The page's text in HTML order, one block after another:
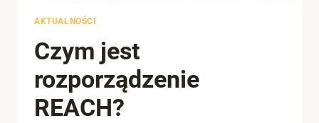
AKTUALNOŚCI
Czym jest
rozporządzenie
REACH?